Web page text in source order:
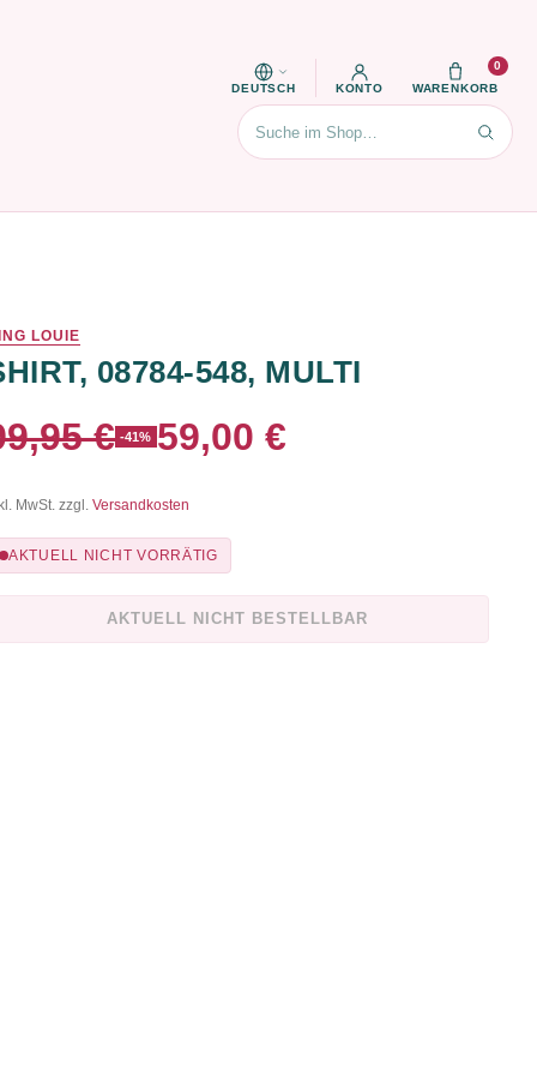
DEUTSCH KONTO WARENKORB
0
Suchen
LOUIE
08784-548, MULTI
€ -41% 59,00 €
MwSt. zzgl. Versandkosten
AKTUELL NICHT VORRÄTIG
AKTUELL NICHT BESTELLBAR